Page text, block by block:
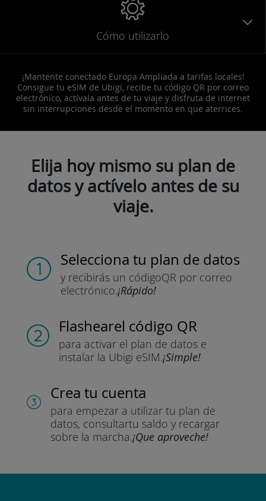
Cómo utilizarlo
¡Mantente conectado Europa Ampliada a tarifas locales!
Consigue tu eSIM de Ubigi, recibe tu código QR por correo
electrónico, actívala antes de tu viaje y disfruta de internet
sin interrupciones desde el momento en que aterrices.
Elija hoy mismo su plan de
datos y actívelo antes de su
viaje.
Selecciona tu plan de datos
y recibirás un códigoQR por correo
electrónico.¡Rápido!
Flashearel código QR
para activar el plan de datos e
instalar la Ubigi eSIM.¡Simple!
Crea tu cuenta
para empezar a utilizar tu plan de
datos, consultartu saldo y recargar
sobre la marcha.¡Que aproveche!